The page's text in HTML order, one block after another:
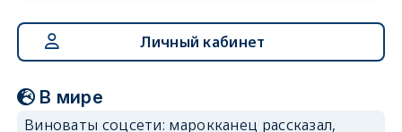
Личный кабинет
В мире
Виноваты соцсети: марокканец рассказал,